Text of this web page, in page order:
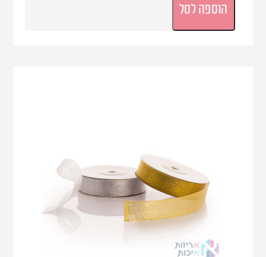
הוספה לסל